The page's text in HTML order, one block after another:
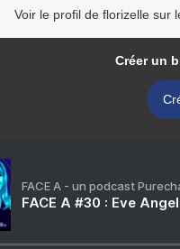
Voir le profil de florizelle sur
Créer un
FACE A - un podcast
FACE A #30 : Eve